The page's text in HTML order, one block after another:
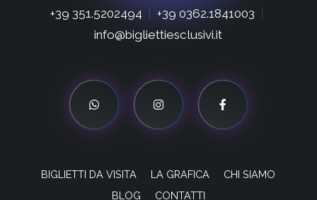
+39 351.5202494 +39 0362.1841003
info@bigliettiesclusivi.it
BIGLIETTI DA VISITA LA GRAFICA
CHI SIAMO
BLOG
CONTATTI